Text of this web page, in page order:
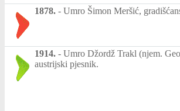
1878. - Umro Šimon Meršić,
1914. - Umro Džordž Trakl (njem.
austrijski pjesnik.